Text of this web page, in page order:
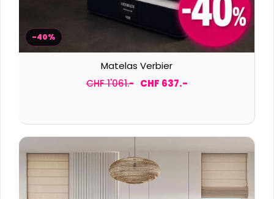
-40%
Matelas Verbier
CHF 1'061.- CHF 637.-